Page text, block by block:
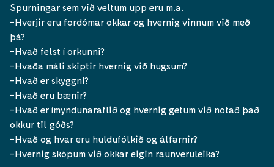
Spurningar sem við veltum upp eru m.a.
-Hverjir eru fordómar okkar og hvernig vinnum við með
þá?
-Hvað felst í orkunni?
-Hvaða máli skiptir hvernig við hugsum?
-Hvað er skyggni?
-Hvað eru bænir?
-Hvað er ímyndunaraflið og hvernig getum við notað það
okkur til góðs?
-Hvað og hvar eru huldufólkið og álfarnir?
-Hvernig sköpum við okkar eigin raunveruleika?